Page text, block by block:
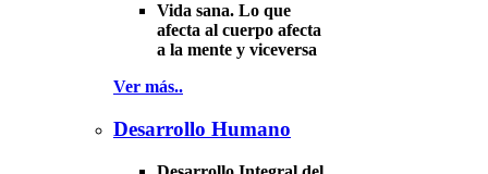
Vida sana. Lo que
afecta al cuerpo afecta
a la mente y viceversa
Ver más..
Desarrollo Humano